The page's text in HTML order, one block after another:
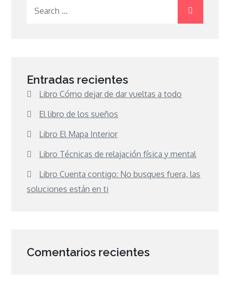
Entradas recientes
Libro Cómo dejar de dar vueltas a todo
El libro de los sueños
Libro El Mapa Interior
Libro Técnicas de relajación física y mental
Libro Cuenta contigo: No busques fuera, las
soluciones están en ti
Comentarios recientes